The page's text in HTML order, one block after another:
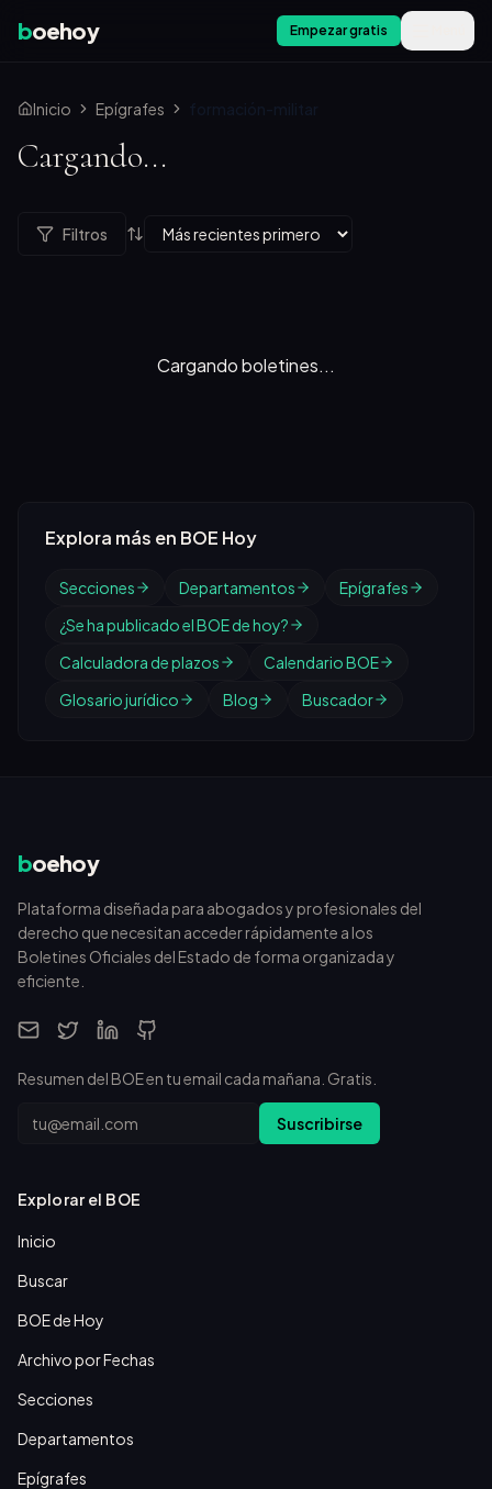
boehoy Empezar gratis
Inicio Epígrafes
Cargando...
Filtros
Cargando boletines...
Explora más en BOE Hoy
Secciones Departamentos
Epígrafes
¿Se ha publicado el BOE de hoy?
Calculadora de plazos
Calendario BOE
Glosario jurídico
Blog Buscador
boehoy
Plataforma diseñada para abogados y profesionales del
derecho que necesitan acceder rápidamente a los
Boletines Oficiales del Estado de forma organizada y
eficiente.
Resumen del BOE en tu email cada mañana. Gratis.
Email Suscribirse
Explorar el BOE
Inicio
Buscar
BOE de Hoy
Archivo por Fechas
Secciones
Departamentos
Epígrafes